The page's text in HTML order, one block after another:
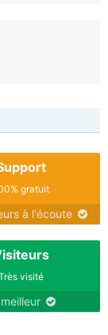
gratuit
à l'écoute
visité